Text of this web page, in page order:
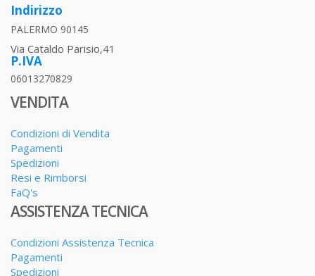
Indirizzo
PALERMO 90145
Via Cataldo Parisio,41
P.IVA
06013270829
VENDITA
Condizioni di Vendita
Pagamenti
Spedizioni
Resi e Rimborsi
FaQ's
ASSISTENZA TECNICA
Condizioni Assistenza Tecnica
Pagamenti
Spedizioni